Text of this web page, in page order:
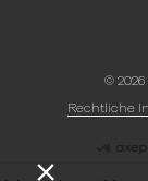
©
Rechtliche
Ihrem Besuch
Wir respektieren